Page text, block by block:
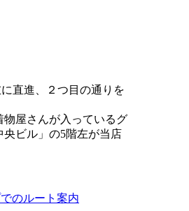
直進、２つ目の通りを
物屋さんが入っているグ
ビル」の5階左が当店
のルート案内